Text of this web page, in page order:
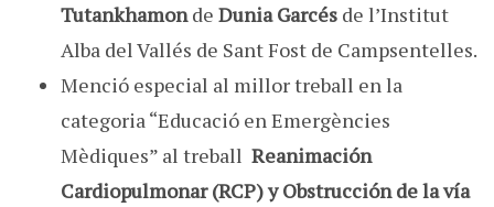
Tutankhamonde Dunia Garcés de l’Institut
Alba del Vallés de Sant Fost de Campsentelles.
Menció especial al millor treball en la
categoria “Educació en Emergències
Mèdiques” al treball Reanimación
Cardiopulmonar (RCP) y Obstrucción de la vía